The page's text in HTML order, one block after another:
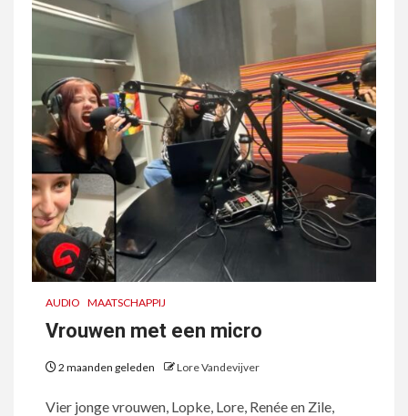
AUDIO MAATSCHAPPIJ
Vrouwen met een micro
2 maanden geleden Lore Vandevijver
Vier jonge vrouwen, Lopke, Lore, Renée en Zile,